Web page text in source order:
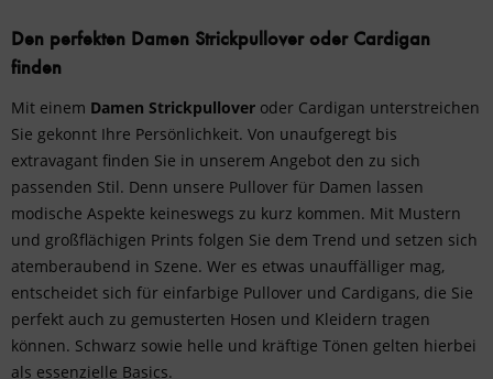
Den perfekten Damen Strickpullover oder Cardigan
finden
Mit einem Damen Strickpullover oder Cardigan unterstreichen
Sie gekonnt Ihre Persönlichkeit. Von unaufgeregt bis
extravagant finden Sie in unserem Angebot den zu sich
passenden Stil. Denn unsere Pullover für Damen lassen
modische Aspekte keineswegs zu kurz kommen. Mit Mustern
und großflächigen Prints folgen Sie dem Trend und setzen sich
atemberaubend in Szene. Wer es etwas unauffälliger mag,
entscheidet sich für einfarbige Pullover und Cardigans, die Sie
perfekt auch zu gemusterten Hosen und Kleidern tragen
können. Schwarz sowie helle und kräftige Tönen gelten hierbei
als essenzielle Basics.